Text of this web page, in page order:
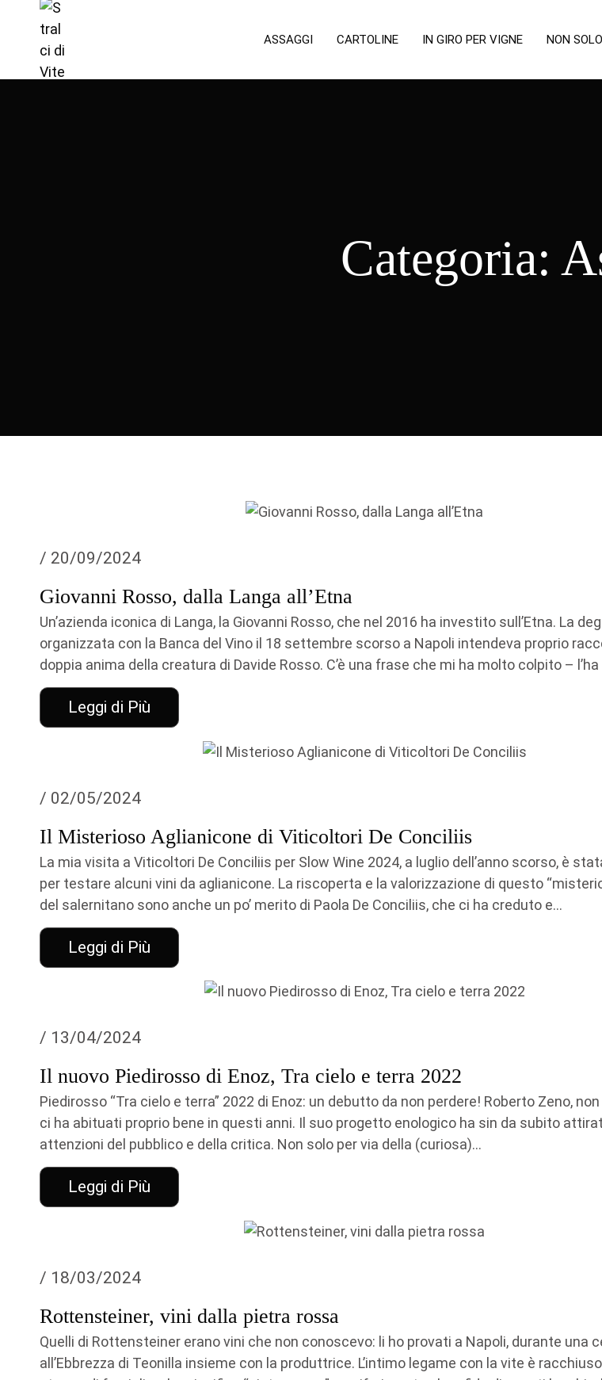
ASSAGGI CARTOLINE IN GIRO PER VIGNE NON
Categoria:
/ 20/09/2024
Giovanni Rosso, dalla Langa all’Etna
Un’azienda iconica di Langa, la Giovanni Rosso, che nel 2016 ha investito sull’Etna. La
organizzata con la Banca del Vino il 18 settembre scorso a Napoli intendeva proprio
doppia anima della creatura di Davide Rosso. C’è una frase che mi ha molto colpito –
Leggi di Più
/ 02/05/2024
Il Misterioso Aglianicone di Viticoltori De Conciliis
La mia visita a Viticoltori De Conciliis per Slow Wine 2024, a luglio dell’anno scorso, è
per testare alcuni vini da aglianicone. La riscoperta e la valorizzazione di questo
del salernitano sono anche un po’ merito di Paola De Conciliis, che ci ha creduto e...
Leggi di Più
/ 13/04/2024
Il nuovo Piedirosso di Enoz, Tra cielo e terra 2022
Piedirosso “Tra cielo e terra” 2022 di Enoz: un debutto da non perdere! Roberto Zeno, non
ci ha abituati proprio bene in questi anni. Il suo progetto enologico ha sin da subito
attenzioni del pubblico e della critica. Non solo per via della (curiosa)...
Leggi di Più
/ 18/03/2024
Rottensteiner, vini dalla pietra rossa
Quelli di Rottensteiner erano vini che non conoscevo: li ho provati a Napoli, durante una
all’Ebbrezza di Teonilla insieme con la produttrice. L’intimo legame con la vite è